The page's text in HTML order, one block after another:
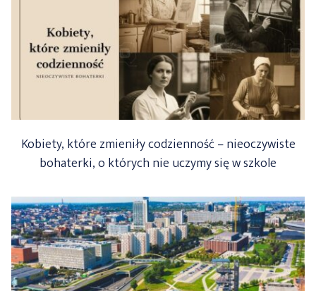
Kobiety, które zmieniły codzienność – nieoczywiste
bohaterki, o których nie uczymy się w szkole